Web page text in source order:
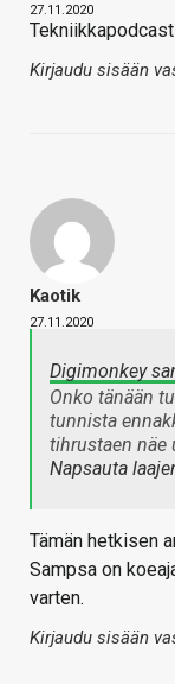
27.11.2020
Kirjaudu sisään
Kaotik
27.11.2020
Digimonkey
Onko tänään
tunnista
tihrustaen näe
Napsauta
Tämän hetkisen
Sampsa on
varten.
Kirjaudu sisään